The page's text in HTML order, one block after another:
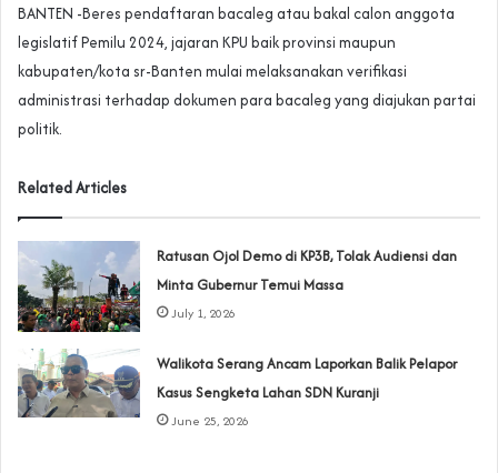
BANTEN -Beres pendaftaran bacaleg atau bakal calon anggota
legislatif Pemilu 2024, jajaran KPU baik provinsi maupun
kabupaten/kota sr-Banten mulai melaksanakan verifikasi
administrasi terhadap dokumen para bacaleg yang diajukan partai
politik.
Related Articles
‎Ratusan Ojol Demo di KP3B, Tolak Audiensi dan
Minta Gubernur Temui Massa
July 1, 2026
Walikota Serang Ancam Laporkan Balik Pelapor
Kasus Sengketa Lahan SDN Kuranji‎
June 25, 2026